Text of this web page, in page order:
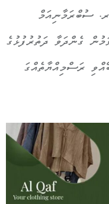
ސުބްރަމާނިއަމް
ގެންދަވާ ދަތުރުފުޅުގެ
ރަސްމިއްޔާތެއްގަ